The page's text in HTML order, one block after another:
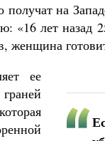
на
«16 лет назад
ее